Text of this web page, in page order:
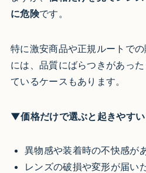
に危険です。
特に激安商品や正規ルートで
には、品質にばらつきがあっ
ているケースもあります。
▼価格だけで選ぶと起きやす
異物感や装着時の不快感が
レンズの破損や変形が届い